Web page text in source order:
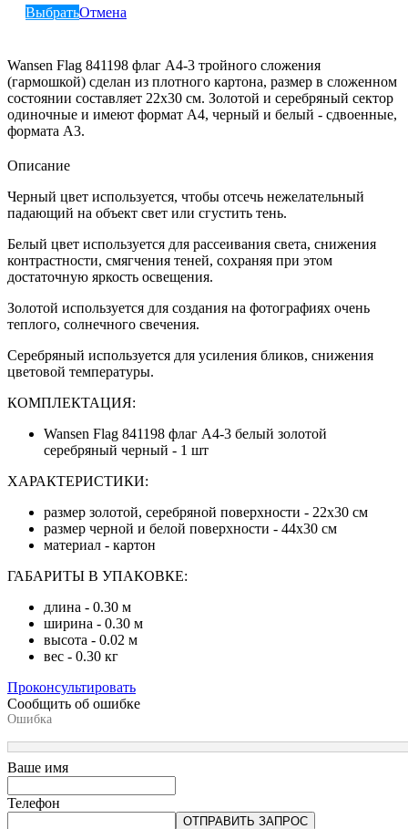
ВыбратьОтмена
Wansen Flag 841198 флаг А4-3 тройного сложения
(гармошкой) сделан из плотного картона, размер в сложенном
состоянии составляет 22х30 см. Золотой и серебряный сектор
одиночные и имеют формат А4, черный и белый - сдвоенные,
формата А3.
Описание
Черный цвет используется, чтобы отсечь нежелательный
падающий на объект свет или сгустить тень.
Белый цвет используется для рассеивания света, снижения
контрастности, смягчения теней, сохраняя при этом
достаточную яркость освещения.
Золотой используется для создания на фотографиях очень
теплого, солнечного свечения.
Серебряный используется для усиления бликов, снижения
цветовой температуры.
КОМПЛЕКТАЦИЯ:
Wansen Flag 841198 флаг А4-3 белый золотой
серебряный черный - 1 шт
ХАРАКТЕРИСТИКИ:
размер золотой, серебряной поверхности - 22х30 см
размер черной и белой поверхности - 44х30 см
материал - картон
ГАБАРИТЫ В УПАКОВКЕ:
длина - 0.30 м
ширина - 0.30 м
высота - 0.02 м
вес - 0.30 кг
Проконсультировать
Сообщить об ошибке
Ошибка
Ваше имя
Телефон
ОТПРАВИТЬ ЗАПРОС